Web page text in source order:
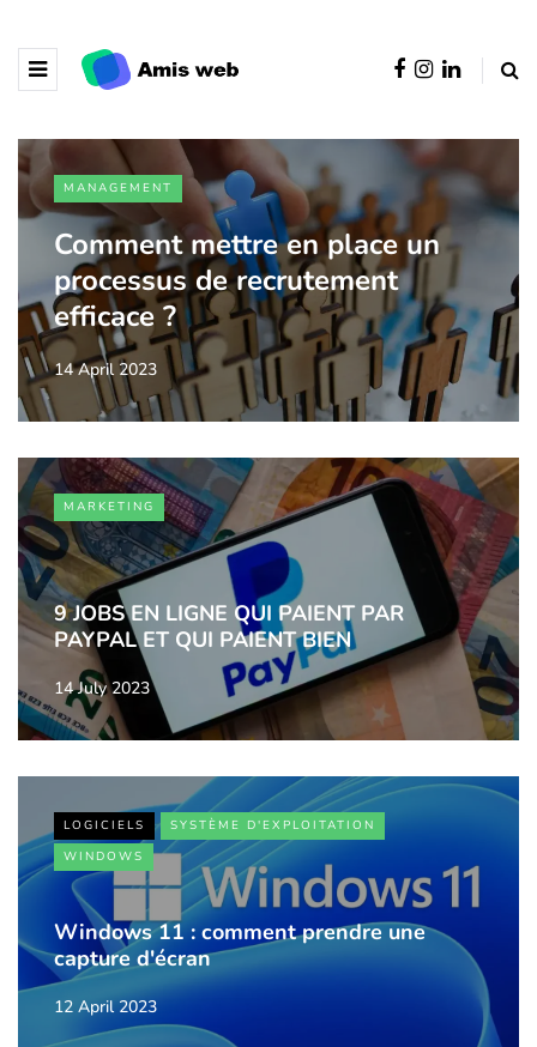
MANAGEMENT
Comment mettre en place un
processus de recrutement
efficace ?
14 April 2023
MARKETING
9 JOBS EN LIGNE QUI PAIENT PAR
PAYPAL ET QUI PAIENT BIEN
14 July 2023
LOGICIELS
SYSTÈME D'EXPLOITATION
WINDOWS
Windows 11 : comment prendre une
capture d'écran
12 April 2023